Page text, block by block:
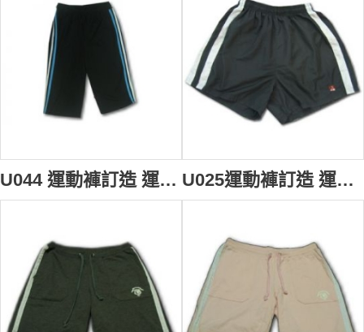
U044 運動褲訂造 運動褲製造商 運動褲公司 U025運動褲訂造 運動褲工廠 運動褲圖樣